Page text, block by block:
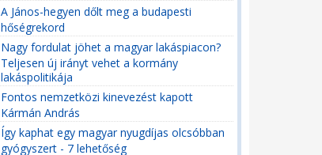
A János-hegyen dőlt meg a budapesti
hőségrekord
Nagy fordulat jöhet a magyar lakáspiacon?
Teljesen új irányt vehet a kormány
lakáspolitikája
Fontos nemzetközi kinevezést kapott
Kármán András
Így kaphat egy magyar nyugdíjas olcsóbban
gyógyszert - 7 lehetőség